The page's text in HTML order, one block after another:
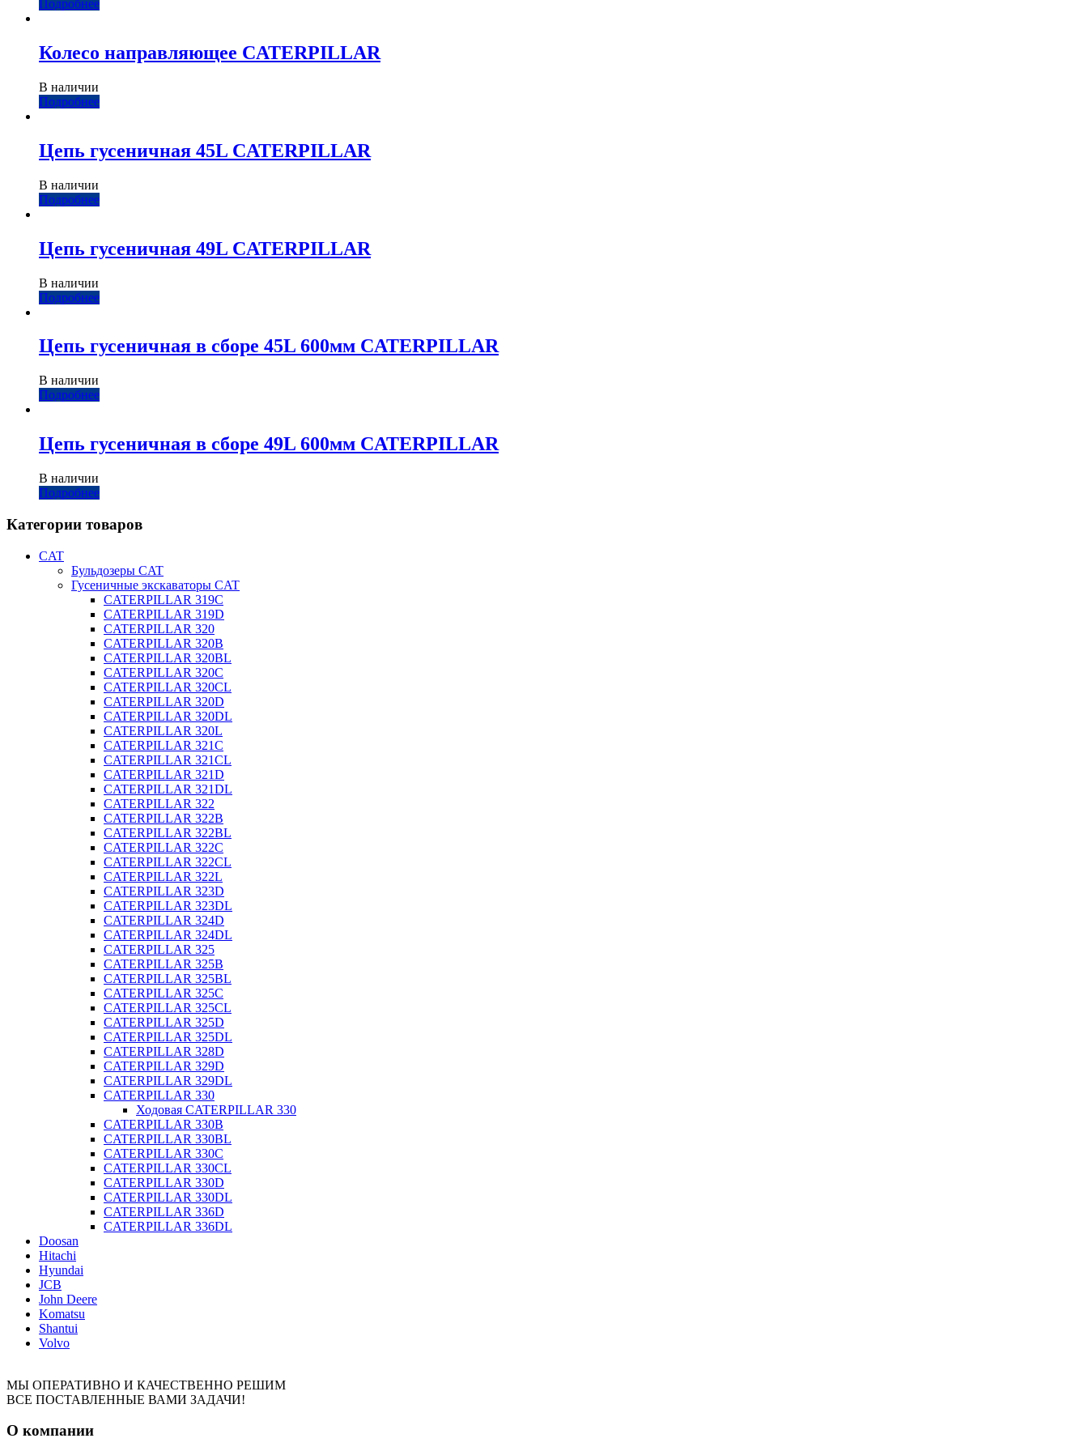
Подробнее
Колесо направляющее CATERPILLAR
В наличии
Подробнее
Цепь гусеничная 45L CATERPILLAR
В наличии
Подробнее
Цепь гусеничная 49L CATERPILLAR
В наличии
Подробнее
Цепь гусеничная в сборе 45L 600мм CATERPILLAR
В наличии
Подробнее
Цепь гусеничная в сборе 49L 600мм CATERPILLAR
В наличии
Подробнее
Категории товаров
CAT
Бульдозеры CAT
Гусеничные экскаваторы CAT
CATERPILLAR 319C
CATERPILLAR 319D
CATERPILLAR 320
CATERPILLAR 320B
CATERPILLAR 320BL
CATERPILLAR 320C
CATERPILLAR 320CL
CATERPILLAR 320D
CATERPILLAR 320DL
CATERPILLAR 320L
CATERPILLAR 321C
CATERPILLAR 321CL
CATERPILLAR 321D
CATERPILLAR 321DL
CATERPILLAR 322
CATERPILLAR 322B
CATERPILLAR 322BL
CATERPILLAR 322C
CATERPILLAR 322CL
CATERPILLAR 322L
CATERPILLAR 323D
CATERPILLAR 323DL
CATERPILLAR 324D
CATERPILLAR 324DL
CATERPILLAR 325
CATERPILLAR 325B
CATERPILLAR 325BL
CATERPILLAR 325C
CATERPILLAR 325CL
CATERPILLAR 325D
CATERPILLAR 325DL
CATERPILLAR 328D
CATERPILLAR 329D
CATERPILLAR 329DL
CATERPILLAR 330
Ходовая CATERPILLAR 330
CATERPILLAR 330B
CATERPILLAR 330BL
CATERPILLAR 330C
CATERPILLAR 330CL
CATERPILLAR 330D
CATERPILLAR 330DL
CATERPILLAR 336D
CATERPILLAR 336DL
Doosan
Hitachi
Hyundai
JCB
John Deere
Komatsu
Shantui
Volvo
МЫ ОПЕРАТИВНО И КАЧЕСТВЕННО РЕШИМ
ВСЕ ПОСТАВЛЕННЫЕ ВАМИ ЗАДАЧИ!
О компании